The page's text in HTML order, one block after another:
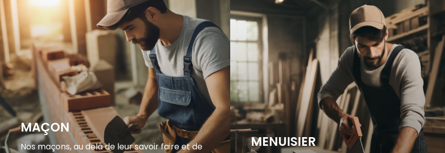
MAÇON
Nos maçons, au delà de leur savoir faire et de
MENUISIER